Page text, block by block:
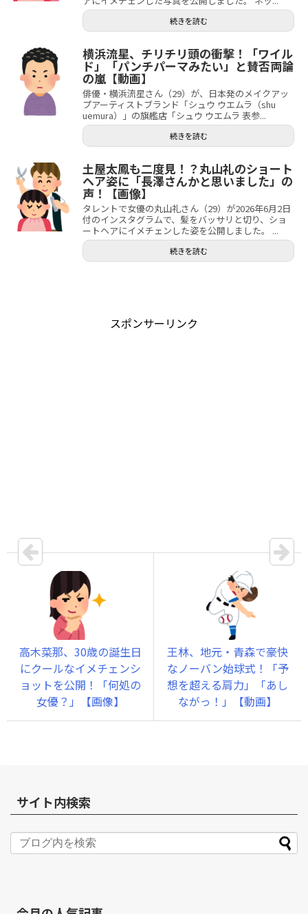
続きを読む
横浜流星、チリチリ頭の衝撃！「ワイル
ド」「パンチパーマみたい」と賛否両論
の嵐【動画】
俳優・横浜流星さん（29）が、日本発のメイクアッ
プアーティストブランド「シュウ ウエムラ（shu
uemura）」の旗艦店「シュウ ウエムラ 表参...
続きを読む
土屋太鳳も二度見！？丸山礼のショート
ヘア姿に「長澤さんかと思いました」の
声！【画像】
タレントで女優の丸山礼さん（29）が2026年6月2日
付のインスタグラムで、髪をバッサリと切り、ショ
ートヘアにイメチェンした姿を公開しました。 ...
続きを読む
スポンサーリンク
高木菜那、30歳の誕生日
にクールなイメチェンシ
ョットを公開！「何処の
女優？」【画像】
王林、地元・青森で豪快
なノーバン始球式！「予
想を超える肩力」「あし
ながっ！」【動画】
サイト内検索